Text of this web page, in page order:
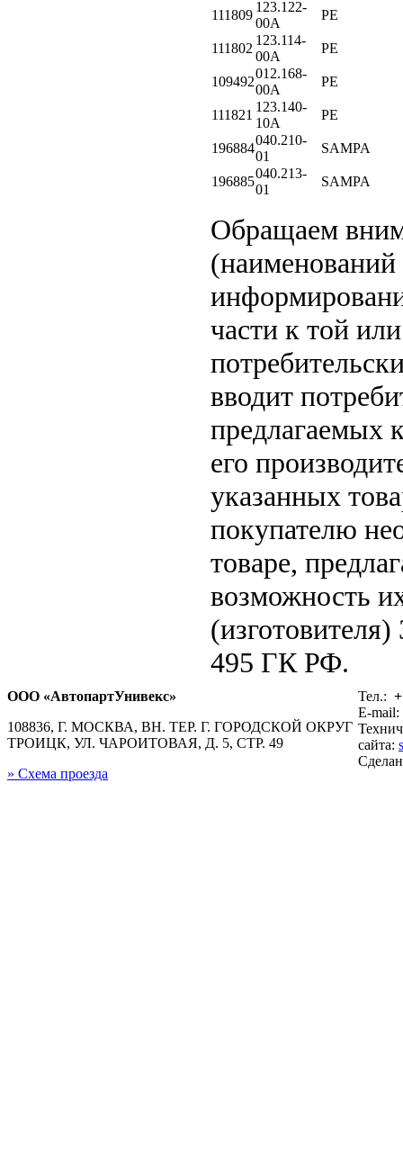
111809
123.122-
00A
PE
111802
123.114-
00A
PE
109492
012.168-
00A
PE
111821
123.140-
10A
PE
196884
040.210-
01
SAMPA
196885
040.213-
01
SAMPA
Обращаем
(наименований
части к той
вводит
предлагаемых
его
указанных
покупателю
товаре,
возможность
495 ГК РФ.
ООО «АвтопартУнивекс»
108836, Г. МОСКВА, ВН. ТЕР. Г. ГОРОДСКОЙ ОКРУГ
ТРОИЦК, УЛ. ЧАРОИТОВАЯ, Д. 5, СТР. 49
» Схема проезда
Тел.:
E-mail:
сайта: